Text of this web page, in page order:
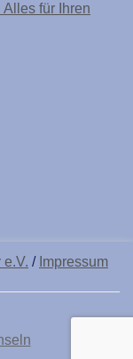
e.V. / Impressum